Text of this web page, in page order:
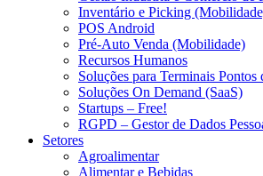
Inventário e Picking
POS Android
Pré-Auto Venda (Mobilidade)
Recursos Humanos
Soluções para Terminais Pontos
Soluções On Demand (SaaS)
Startups – Free!
RGPD – Gestor de Dados
Setores
Agroalimentar
Alimentar e Bebidas